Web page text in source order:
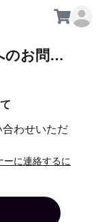
HATE and TEARS STOREへのお問い合わせ
わせいただ
ーに連絡するに